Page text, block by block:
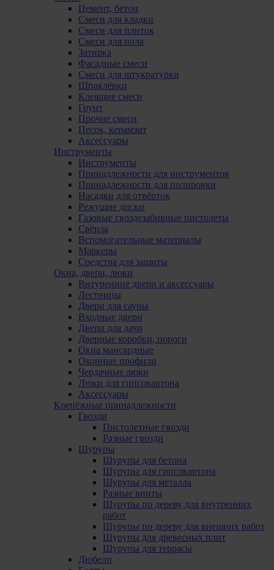
Цемент, бетон
Смеси для кладки
Смеси для плиток
Смеси для пола
Затирка
Фасадные смеси
Смеси для штукратурки
Шпаклёвки
Клеящие смеси
Грунт
Прочие смеси
Песок, керамзит
Аксессуары
Инструменты
Инструменты
Принадлежности для инструментов
Принадлежности для полировки
Насадки для отвёрток
Режущие диски
Газовые гвоздезабивные пистолеты
Свёрла
Вспомогательные материалы
Маркеры
Средства для защиты
Окна, двери, люки
Внтуренние двери и аксессуары
Лестницы
Двери для сауны
Входные двери
Двери для дачи
Дверные коробки, пороги
Окна мансардные
Оконные профили
Чердачные люки
Люки для гипсокартона
Аксессуары
Крепёжные принадлежности
Гвозди
Пистолетные гвозди
Разные гвозди
Шурупы
Шурупы для бетона
Шурупы для гипсокартона
Шурупы для металла
Pазные винты
Шурупы по дереву для внутренних
работ
Шурупы по дереву для внешних работ
Шурупы для древесных плит
Шурупы для террасы
Дюбели